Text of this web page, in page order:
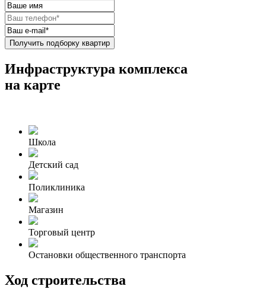
Получить подборку квартир
Инфраструктура комплекса
на карте
Школа
Детский сад
Поликлиника
Магазин
Торговый центр
Остановки общественного транспорта
Ход строительства